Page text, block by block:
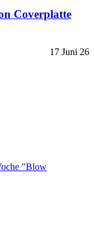
Coverplatte
17 Juni 26